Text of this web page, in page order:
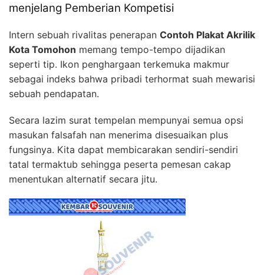
menjelang Pemberian Kompetisi
Intern sebuah rivalitas penerapan Contoh Plakat Akrilik
Kota Tomohon memang tempo-tempo dijadikan
seperti tip. Ikon penghargaan terkemuka makmur
sebagai indeks bahwa pribadi terhormat suah mewarisi
sebuah pendapatan.
Secara lazim surat tempelan mempunyai semua opsi
masukan falsafah nan menerima disesuaikan plus
fungsinya. Kita dapat membicarakan sendiri-sendiri
tatal termaktub sehingga peserta pemesan cakap
menentukan alternatif secara jitu.